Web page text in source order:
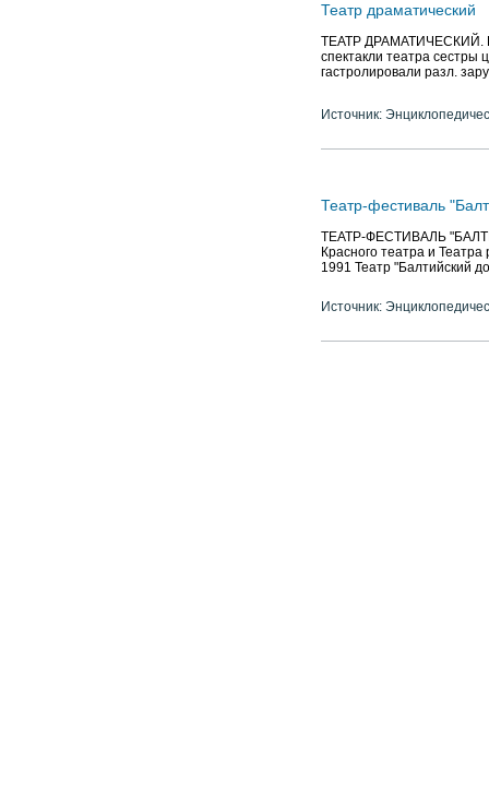
Театр драматический
ТЕАТР ДРАМАТИЧЕСКИЙ.
спектакли театра
гастролировали разл.
Источник:
Театр-фестиваль
ТЕАТР-ФЕСТИВАЛЬ
Красного театра и
1991 Театр "Балтийский
Источник: